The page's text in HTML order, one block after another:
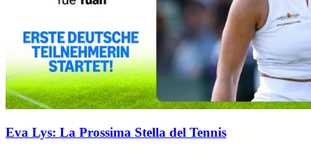
Eva Lys: La Prossima Stella del Tennis